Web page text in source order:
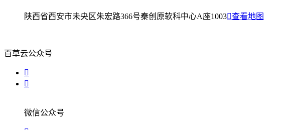
陕西省西安市未央区朱宏路366号秦创原软科中心A座1003 查看地图
百草云公众号
微信公众号